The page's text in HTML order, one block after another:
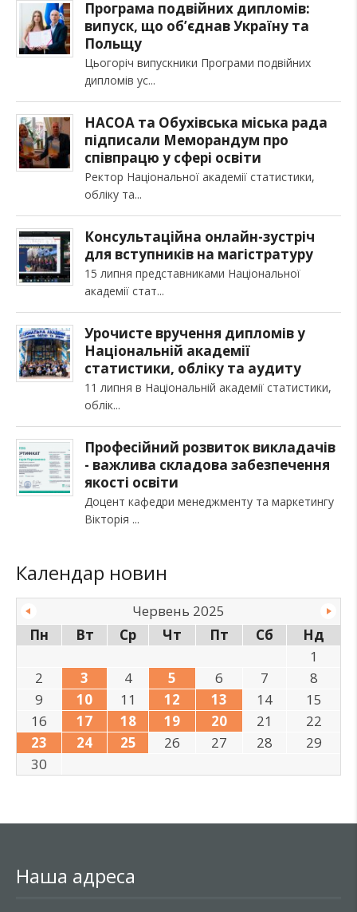
Програма подвійних дипломів:
випуск, що об’єднав Україну та
Польщу
Цьогоріч випускники Програми подвійних
дипломів ус
НАСОА та Обухівська міська рада
підписали Меморандум про
співпрацю у сфері освіти
Ректор Національної академії статистики,
обліку та
Консультаційна онлайн-зустріч
для вступників на магістратуру
15 липня представниками Національної
академії стат
Урочисте вручення дипломів у
Національній академії
статистики, обліку та аудиту
11 липня в Національній академії статистики,
облік
Професійний розвиток викладачів
- важлива складова забезпечення
якості освіти
Доцент кафедри менеджменту та маркетингу
Вікторія
Календар новин
Червень 2025
Пн
Вт Ср Чт Пт Сб
Нд
1
2
3 4 5 6 7
8
9
10 11 12 13 14
15
16
17 18 19 20 21
22
23
24 25 26 27 28
29
30
Наша адреса